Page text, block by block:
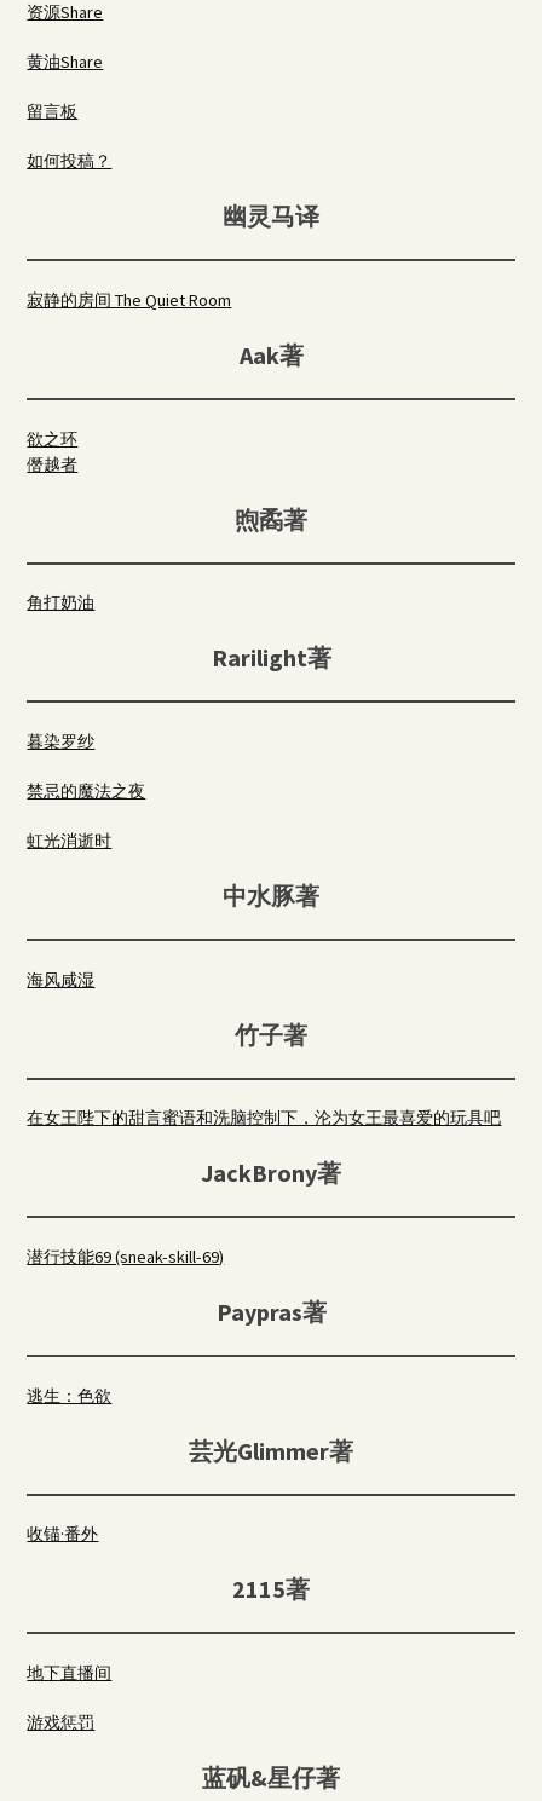
资源Share
黄油Share
留言板
如何投稿？
幽灵马译
寂静的房间 The Quiet Room
Aak著
欲之环
僭越者
煦矞著
角打奶油
Rarilight著
暮染罗纱
禁忌的魔法之夜
虹光消逝时
中水豚著
海风咸湿
竹子著
在女王陛下的甜言蜜语和洗脑控制下，沦为女王最喜爱的玩具吧
JackBrony著
潜行技能69 (sneak-skill-69)
Paypras著
逃生：色欲
芸光Glimmer著
收锚·番外
2115著
地下直播间
游戏惩罚
蓝矾&星仔著